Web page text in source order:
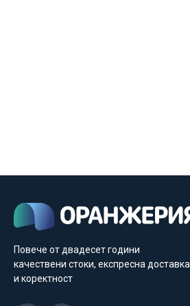
Повече от двадесет години
качествени стоки, експресна доставка
и коректност